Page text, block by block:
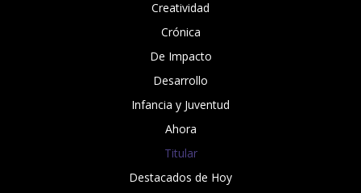
Creatividad
Crónica
De Impacto
Desarrollo
Infancia y Juventud
Ahora
Titular
Destacados de Hoy